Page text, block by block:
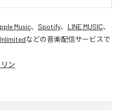
Music、 Spotify、 LINE MUSIC、
などの音楽配信サービスで
ン